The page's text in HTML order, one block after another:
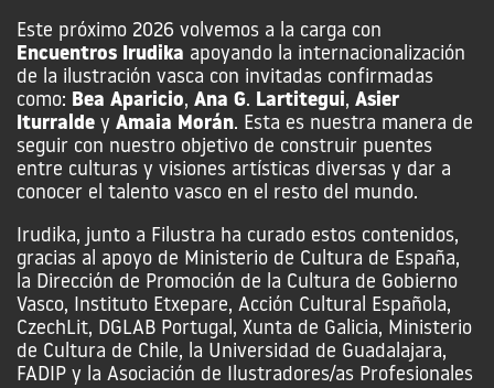
Este próximo 2026 volvemos a la carga con
Encuentros Irudika apoyando la internacionalización
de la ilustración vasca con invitadas confirmadas
como: Bea Aparicio, Ana G. Lartitegui, Asier
Iturralde y Amaia Morán. Esta es nuestra manera de
seguir con nuestro objetivo de construir puentes
entre culturas y visiones artísticas diversas y dar a
conocer el talento vasco en el resto del mundo.
Irudika, junto a Filustra ha curado estos contenidos,
gracias al apoyo de Ministerio de Cultura de España,
la Dirección de Promoción de la Cultura de Gobierno
Vasco, Instituto Etxepare, Acción Cultural Española,
CzechLit, DGLAB Portugal, Xunta de Galicia, Ministerio
de Cultura de Chile, la Universidad de Guadalajara,
FADIP y la Asociación de Ilustradores/as Profesionales